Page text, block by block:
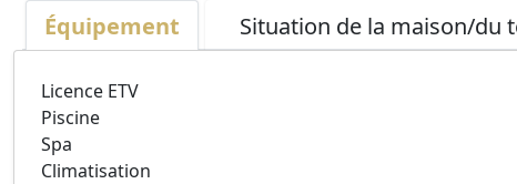
Équipement Situation de la maison/du
Licence ETV
Piscine
Spa
Climatisation